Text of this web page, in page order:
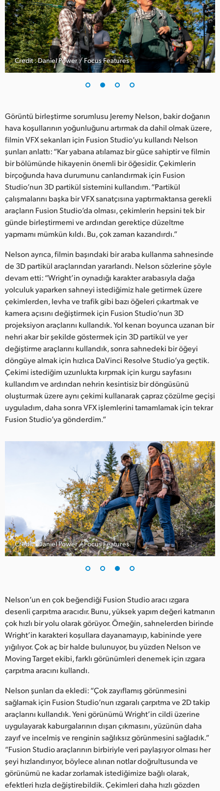
Singapore
South Africa
Spain
Turkey
UAE
Ukraine
United Kingdom
United States
Credit : Daniel Power / Focus Features
Görüntü birleştirme sorumlusu Jeremy Nelson, bakir doğanın
hava koşullarının yoğunluğunu artırmak da dahil olmak üzere,
filmin VFX sekanları için Fusion Studio’yu kullandı Nelson
şunları anlattı: “Kar yabana atılamaz bir güce sahiptir ve filmin
bir bölümünde hikayenin önemli bir öğesidir. Çekimlerin
birçoğunda hava durumunu canlandırmak için Fusion
Studio’nun 3D partikül sistemini kullandım. “Partikül
çalışmalarını başka bir VFX sanatçısına yaptırmaktansa gerekli
araçların Fusion Studio’da olması, çekimlerin hepsini tek bir
günde birleştirmemi ve ardından gerektiçe düzeltme
yapmamı mümkün kıldı. Bu, çok zaman kazandırdı.”
Nelson ayrıca, filmin başındaki bir araba kullanma sahnesinde
de 3D partikül araçlarından yararlandı. Nelson sözlerine şöyle
devam etti: “Wright’in oynadığı karakter arabasıyla dağa
yolculuk yaparken sahneyi istediğimiz hale getirmek üzere
çekimlerden, levha ve trafik gibi bazı öğeleri çıkartmak ve
kamera açısını değiştirmek için Fusion Studio’nun 3D
projeksiyon araçlarını kullandık. Yol kenarı boyunca uzanan bir
nehri akar bir şekilde göstermek için 3D partikül ve yer
değiştirme araçlarını kullandık, sonra sahnedeki bir öğeyi
döngüye almak için hızlıca DaVinci Resolve Studio’ya geçtik.
Çekimi istediğim uzunlukta kırpmak için kurgu sayfasını
kullandım ve ardından nehrin kesintisiz bir döngüsünü
oluşturmak üzere aynı çekimi kullanarak çapraz çözülme geçişi
uyguladım, daha sonra VFX işlemlerini tamamlamak için tekrar
Fusion Studio’ya gönderdim.”
Credit : Daniel Power / Focus Features
Nelson’un en çok beğendiği Fusion Studio aracı ızgara
desenli çarpıtma aracıdır. Bunu, yüksek yapım değeri katmanın
çok hızlı bir yolu olarak görüyor. Örneğin, sahnelerden birinde
Wright’in karakteri koşullara dayanamayıp, kabininde yere
yığılıyor. Çok aç bir halde bulunuyor, bu yüzden Nelson ve
Moving Target ekibi, farklı görünümleri denemek için ızgara
çarpıtma aracını kullandı.
Nelson şunları da ekledi: “Çok zayıflamış görünmesini
sağlamak için Fusion Studio’nun ızgaralı çarpıtma ve 2D takip
araçlarını kullandık. Yeni görünümü Wright’in cildi üzerine
uygulayarak kaburgalarının dışarı çıkmasını, yüzünün daha
zayıf ve incelmiş ve renginin sağlıksız görünmesini sağladık.”
“Fusion Studio araçlarının birbiriyle veri paylaşıyor olması her
şeyi hızlandırıyor, böylece alınan notlar doğrultusunda ve
görünümü ne kadar zorlamak istediğimize bağlı olarak,
efektleri hızla değiştirebildik. Çekimleri daha hızlı gözden